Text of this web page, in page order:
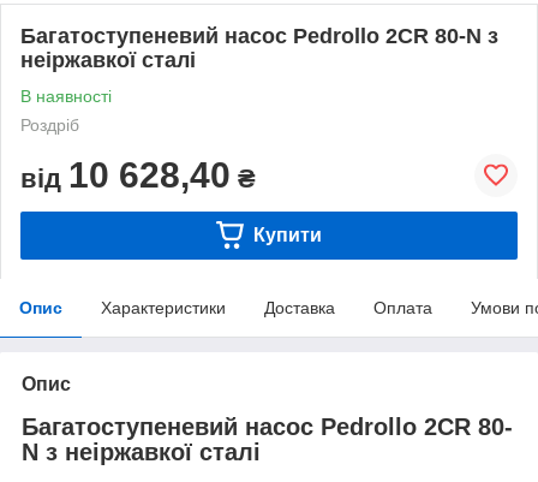
Багатоступеневий насос Pedrollo 2CR 80-N з
неіржавкої сталі
В наявності
Роздріб
від 10 628,40 ₴
Купити
Опис Характеристики Доставка Оплата Умови
Опис
Багатоступеневий насос Pedrollo 2CR 80-
N з неіржавкої сталі